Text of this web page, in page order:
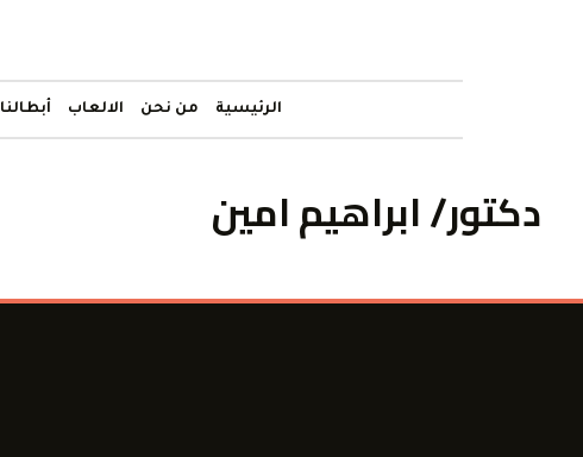
الرئيسية من نحن الالعاب أبطالنا
دكتور/ ابراهيم امين